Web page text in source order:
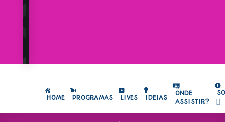
HOME PROGRAMAS LIVES IDEIAS
ONDE
ASSISTIR?